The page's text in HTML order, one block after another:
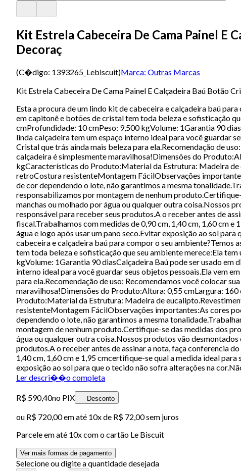
Kit Estrela Cabeceira De Cama Painel E
Decoraç
(C�digo: 1393265_Lebiscuit)Marca: Outras Marcas
Kit Estrela Cabeceira De Cama Painel E Calçadeira Baú Botão
Esta a procura de um lindo kit de cabeceira e calçadeira baú
em capitonê e botões de cristal tem toda beleza e sofisticação
cmProfundidade: 10 cmPeso: 9,500 kgVolume: 1Garantia 90
linda calçadeira tem um espaço interno ideal para você guardar
Cristal que trás ainda mais beleza para ela.Recomendação de
calçadeira é simplesmente maravilhosa!Dimensões do
kgCaracterísticas do Produto:Material da Estrutura: Madeira de
retroCostura resistenteMontagem FácilObservações
de cor dependendo o lote, não garantimos a mesma
responsabilizamos por montagem de nenhum
manchas ou molhado por água ou qualquer outra coisa.Nossos
responsável para receber seus produtos.A o receber antes de
fiscal.Trabalhamos com medidas de 0,90 cm, 1,40 cm, 1,60 cm
água e logo após usar um pano seco.Evitar exposição ao sol
cabeceira e calçadeira baú para compor o seu
tem toda beleza e sofisticação que seu ambiente merece:Ela
kgVolume: 1Garantia 90 diasCalçadeira Baú pode ser usado em
interno ideal para você guardar seus objetos pessoais.Ela vem
para ela.Recomendação de uso: Recomendamos você colocar
maravilhosa!Dimensões do Produto:Altura: 0,55 cmLargura:
Produto:Material da Estrutura: Madeira de
resistenteMontagem FácilObservações importantes:As cores
dependendo o lote, não garantimos a mesma
montagem de nenhum produto.Certifique-se das medidas dos
água ou qualquer outra coisa.Nossos produtos vão
produtos.A o receber antes de assinar a nota, faça conferencia
1,40 cm, 1,60 cm e 1,95 cmcertifique-se qual a medida ideal
exposição ao sol para que o tecido não sofra alterações na
Ler descri��o completa
R$ 590,40no PIX Desconto
ou R$ 720,00em até 10x de R$ 72,00 sem juros
Parcele em até 10x com o cartão Le Biscuit
Ver mais formas de pagamento
Selecione ou digite a quantidade desejada